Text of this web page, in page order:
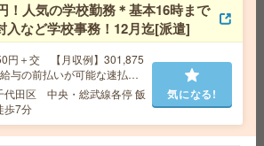
歩20分 ※車通勤・バイク通
時給！土日休み！日勤のお仕事！組立
！人気の学校勤務＊基本16時まで
入など学校事務！12月迄[派遣]
円＋交 【月収例】301,875
与の前払いが可能な速払い
あり
代田区 中央・総武線各停 飯
歩7分
気になる!